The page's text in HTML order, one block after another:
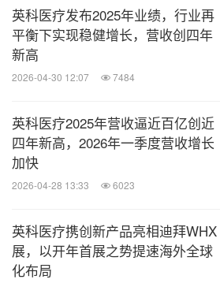
分享到：
英科医疗发布2025年业绩，行业再
平衡下实现稳健增长，营收创四年
新高
2026-04-30 12:07 7484
英科医疗2025年营收逼近百亿创近
四年新高，2026年一季度营收增长
加快
2026-04-28 13:33 6023
英科医疗携创新产品亮相迪拜WHX
展，以开年首展之势提速海外全球
化布局